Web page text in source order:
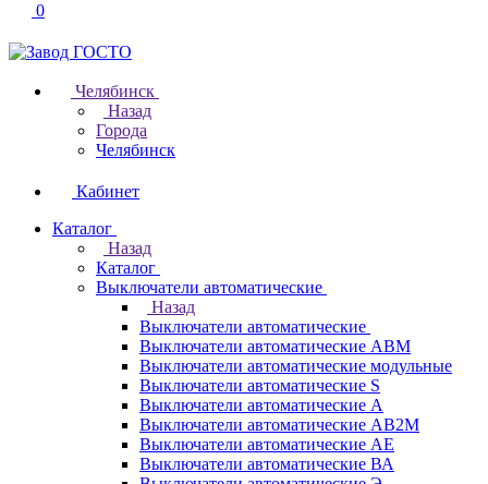
0
Челябинск
Назад
Города
Челябинск
Кабинет
Каталог
Назад
Каталог
Выключатели автоматические
Назад
Выключатели автоматические
Выключатели автоматические АВМ
Выключатели автоматические модульные
Выключатели автоматические S
Выключатели автоматические А
Выключатели автоматические АВ2М
Выключатели автоматические АЕ
Выключатели автоматические ВА